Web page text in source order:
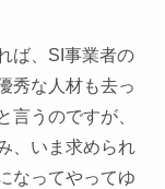
ば、SI事業者の
秀な人材も去っ
言うのですが、
、いま求められ
なってやってゆ